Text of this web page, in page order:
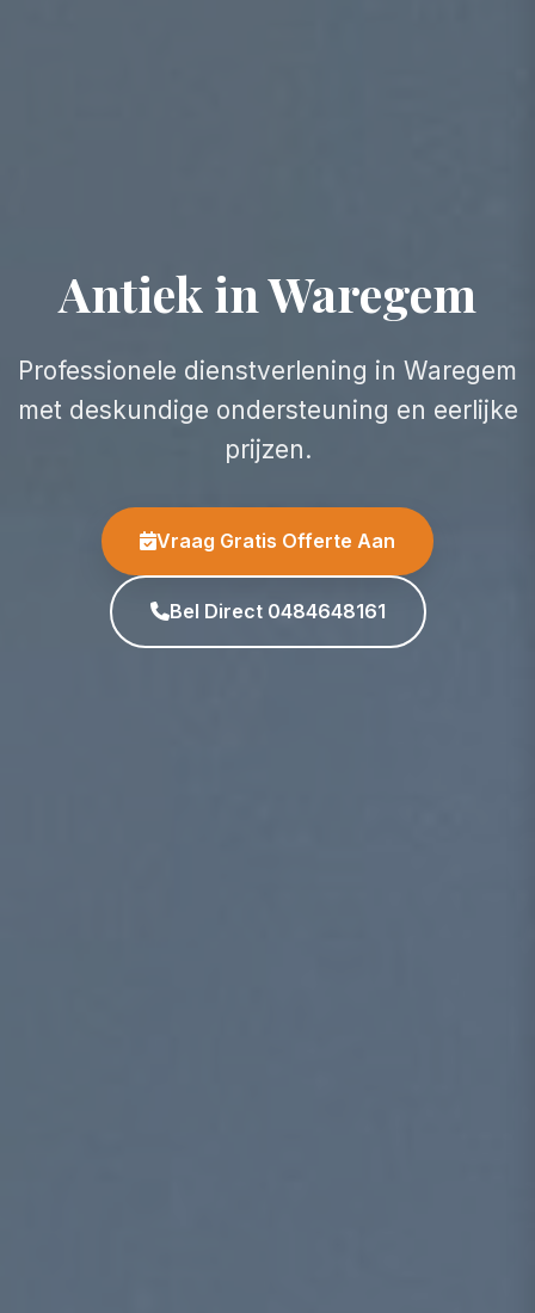
Antiek in Waregem
Professionele dienstverlening in Waregem
met deskundige ondersteuning en eerlijke
prijzen.
Vraag Gratis Offerte Aan
Bel Direct 0484648161